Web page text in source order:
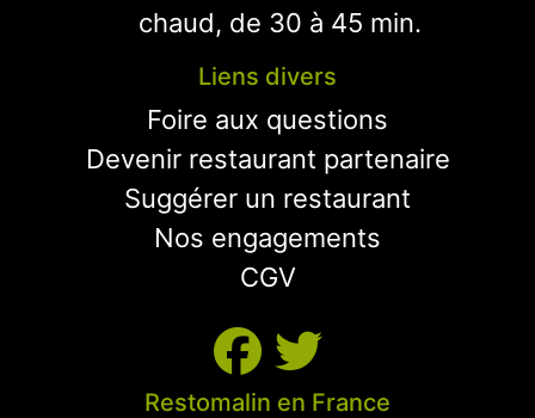
chaud, de 30 à 45 min.
Liens divers
Foire aux questions
Devenir restaurant partenaire
Suggérer un restaurant
Nos engagements
CGV
Restomalin en France